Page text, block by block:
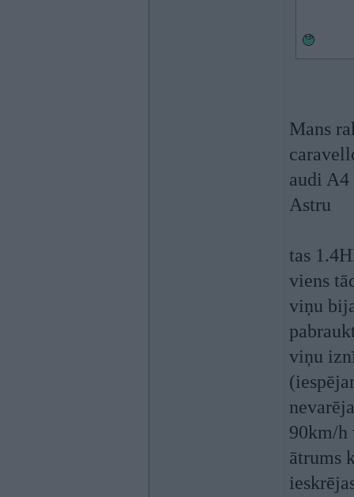
Mans
audi
Astru
tas
viens
viņu
viņu
90km/h
ātrums